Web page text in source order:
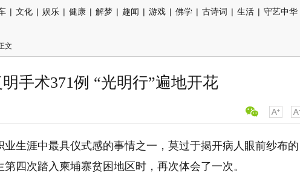
| 文化 | 娱乐 | 健康 | 解梦 | 趣闻 | 游戏 | 佛学 | 古诗词 | 生活 | 守艺中华
文
手术371例 “光明行”遍地开花
生涯中最具仪式感的事情之一，莫过于揭开病人眼前纱布的
四次踏入柬埔寨贫困地区时，再次体会了一次。